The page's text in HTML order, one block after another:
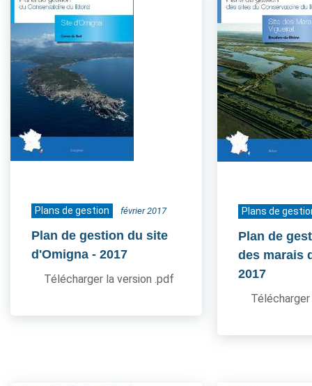
Plans de gestion février 2017
Plan de gestion du site
d'Omigna - 2017
Télécharger la version .pdf
Plans de
Plan de
des marais
2017